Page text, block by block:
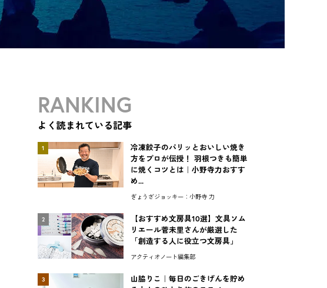
RANKING
よく読まれている記事
1
冷凍餃子のパリッとおいしい焼き
方をプロが伝授！ 羽根つきも簡単
に焼くコツとは｜小野寺力おすす
め...
ぎょうざジョッキー：小野寺 力
2
【おすすめ文房具10選】文具ソム
リエール菅未里さんが厳選した
「創造する人に役立つ文房具」
アクティオノート編集部
3
山脇りこ｜毎日のごきげんを貯め